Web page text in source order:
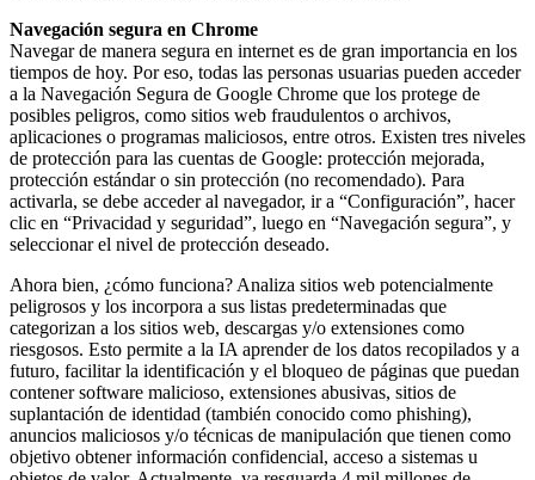
Navegación segura en Chrome
Navegar de manera segura en internet es de gran importancia en los
tiempos de hoy. Por eso, todas las personas usuarias pueden acceder
a la Navegación Segura de Google Chrome que los protege de
posibles peligros, como sitios web fraudulentos o archivos,
aplicaciones o programas maliciosos, entre otros. Existen tres niveles
de protección para las cuentas de Google: protección mejorada,
protección estándar o sin protección (no recomendado). Para
activarla, se debe acceder al navegador, ir a “Configuración”, hacer
clic en “Privacidad y seguridad”, luego en “Navegación segura”, y
seleccionar el nivel de protección deseado.
Ahora bien, ¿cómo funciona? Analiza sitios web potencialmente
peligrosos y los incorpora a sus listas predeterminadas que
categorizan a los sitios web, descargas y/o extensiones como
riesgosos. Esto permite a la IA aprender de los datos recopilados y a
futuro, facilitar la identificación y el bloqueo de páginas que puedan
contener software malicioso, extensiones abusivas, sitios de
suplantación de identidad (también conocido como phishing),
anuncios maliciosos y/o técnicas de manipulación que tienen como
objetivo obtener información confidencial, acceso a sistemas u